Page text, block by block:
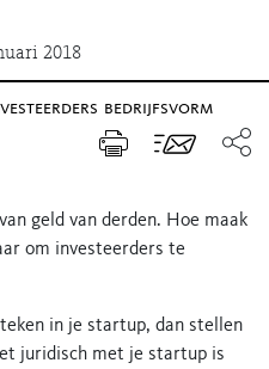
2018
bedrijfsvorm
geld van derden. Hoe maak
om investeerders te
in je startup, dan stellen
juridisch met je startup is